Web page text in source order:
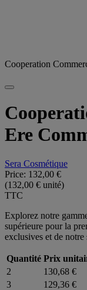
Cooperation
Ere
Sera Cosmétique
Price: 132,00 €
(132,00 € unité)
TTC
Explorez notre
supérieure pour la
exclusives et de
Quantité Prix
2
130,68 €
3
129,36 €